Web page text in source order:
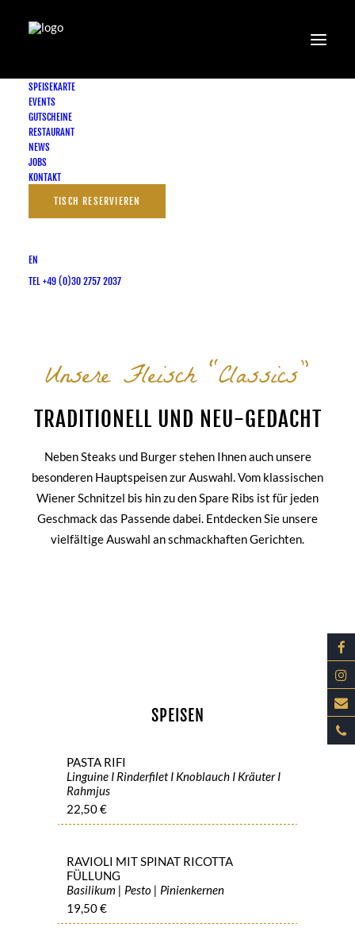
SPEISEKARTE
EVENTS
GUTSCHEINE
RESTAURANT
NEWS
JOBS
KONTAKT
TISCH RESERVIEREN
EN
TEL +49 (0)30 2757 2037
Unsere Fleisch “Classics”
TRADITIONELL UND NEU-GEDACHT
Neben Steaks und Burger stehen Ihnen auch unsere
besonderen Hauptspeisen zur Auswahl. Vom klassischen
Wiener Schnitzel bis hin zu den Spare Ribs ist für jeden
Geschmack das Passende dabei. Entdecken Sie unsere
vielfältige Auswahl an schmackhaften Gerichten.
SPEISEN
PASTA RIFI
Linguine I Rinderfilet I Knoblauch I Kräuter I
Rahmjus
22,50 €
RAVIOLI MIT SPINAT RICOTTA
FÜLLUNG
Basilikum | Pesto | Pinienkernen
19,50 €